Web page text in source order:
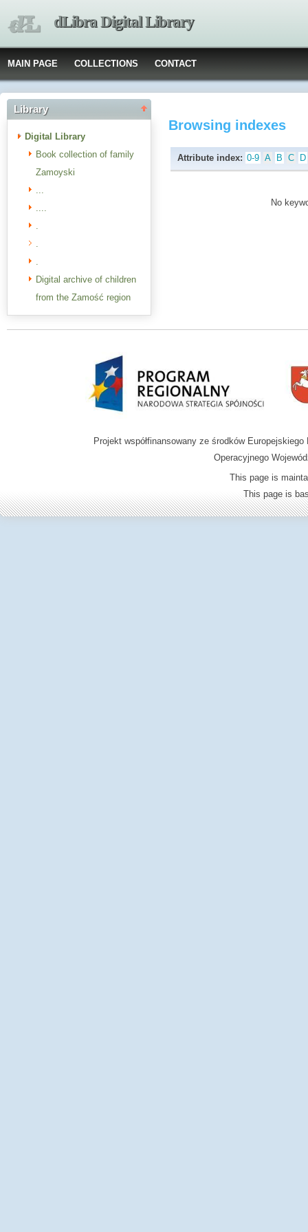
dLibra Digital Library
MAIN PAGE COLLECTIONS CONTACT
Library
Digital Library
Book collection of family
Zamoyski
...
....
.
.
.
Digital archive of children
from the Zamość region
Browsing indexes
Attribute index: 0-9 A B C D
No
Projekt współfinansowany ze środków
Operacyjnego
This page is
This page is